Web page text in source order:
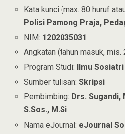
Kata kunci (max. 80 huruf
Polisi Pamong Praja,
NIM: 1202035031
Angkatan (tahun masuk, mis.
Program Studi: Ilmu Sosiatri
Sumber tulisan:Skripsi
Pembimbing: Drs. Sugandi,
S.Sos., M.Si
Nama eJournal: eJournal